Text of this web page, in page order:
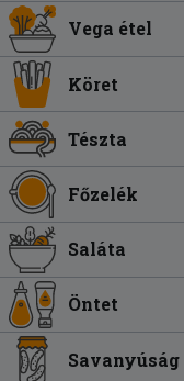
Vega étel
Köret
Tészta
Főzelék
Saláta
Öntet
Savanyúság